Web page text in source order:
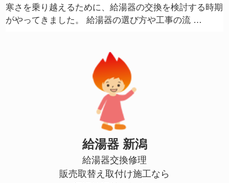
寒さを乗り越えるために、給湯器の交換を検討する時期
がやってきました。 給湯器の選び方や工事の流 …
給湯器 新潟
給湯器交換修理
販売取替え取付け施工なら